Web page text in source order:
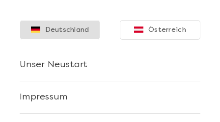
Impressum
Unser Neustart
Deutschland Österreich